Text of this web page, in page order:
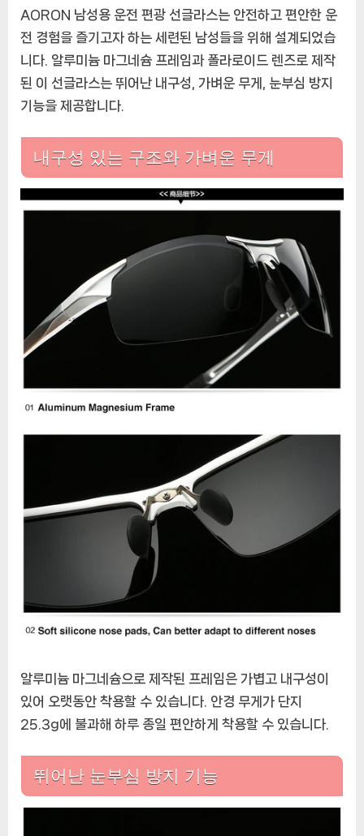
AORON 남성용 운전 편광 선글라스는 안전하고 편안한 운
전 경험을 즐기고자 하는 세련된 남성들을 위해 설계되었습
니다. 알루미늄 마그네슘 프레임과 폴라로이드 렌즈로 제작
된 이 선글라스는 뛰어난 내구성, 가벼운 무게, 눈부심 방지
기능을 제공합니다.
내구성 있는 구조와 가벼운 무게
알루미늄 마그네슘으로 제작된 프레임은 가볍고 내구성이
있어 오랫동안 착용할 수 있습니다. 안경 무게가 단지
25.3g에 불과해 하루 종일 편안하게 착용할 수 있습니다.
뛰어난 눈부심 방지 기능